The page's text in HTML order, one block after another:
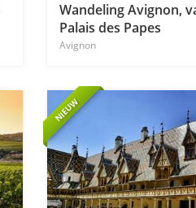
Wandeling Avignon,
Palais des Papes
Avignon
NIEUW